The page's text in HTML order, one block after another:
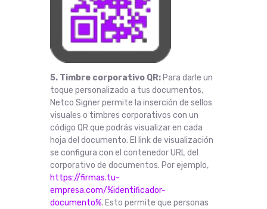
5. Timbre corporativo QR: Para darle un
toque personalizado a tus documentos,
Netco Signer permite la inserción de sellos
visuales o timbres corporativos con un
código QR que podrás visualizar en cada
hoja del documento. El link de visualización
se configura con el contenedor URL del
corporativo de documentos. Por ejemplo,
https://firmas.tu-
empresa.com/%identificador-
documento%. Esto permite que personas